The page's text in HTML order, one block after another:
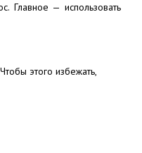
Главное — использовать
этого избежать,